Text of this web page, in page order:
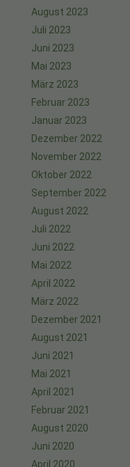
August 2023
Juli 2023
Juni 2023
Mai 2023
März 2023
Februar 2023
Januar 2023
Dezember 2022
November 2022
Oktober 2022
September 2022
August 2022
Juli 2022
Juni 2022
Mai 2022
April 2022
März 2022
Dezember 2021
August 2021
Juni 2021
Mai 2021
April 2021
Februar 2021
August 2020
Juni 2020
April 2020